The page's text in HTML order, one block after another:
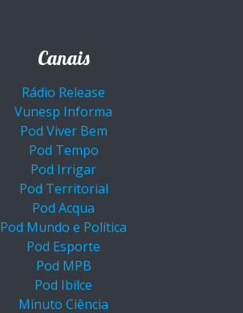
Canais
Rádio Release
Vunesp Informa
Pod Viver Bem
Pod Tempo
Pod Irrigar
Pod Territorial
Pod Acqua
Pod Mundo e Política
Pod Esporte
Pod MPB
Pod Ibilce
Minuto Ciência